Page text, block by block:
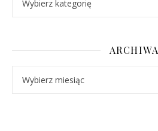
ARCHIWA